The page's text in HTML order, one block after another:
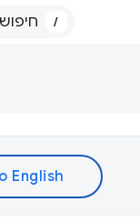
/